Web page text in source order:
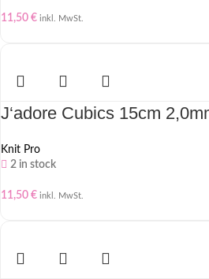
11,50 € inkl. MwSt.
J‘adore Cubics 15cm
Knit Pro
2 in stock
11,50 € inkl. MwSt.